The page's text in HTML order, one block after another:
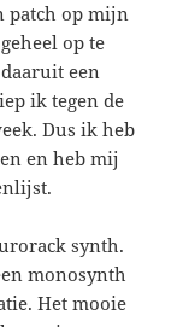
patch op mijn
op te
een
ik tegen de
Dus ik heb
en heb mij
synth.
monosynth
Het mooie